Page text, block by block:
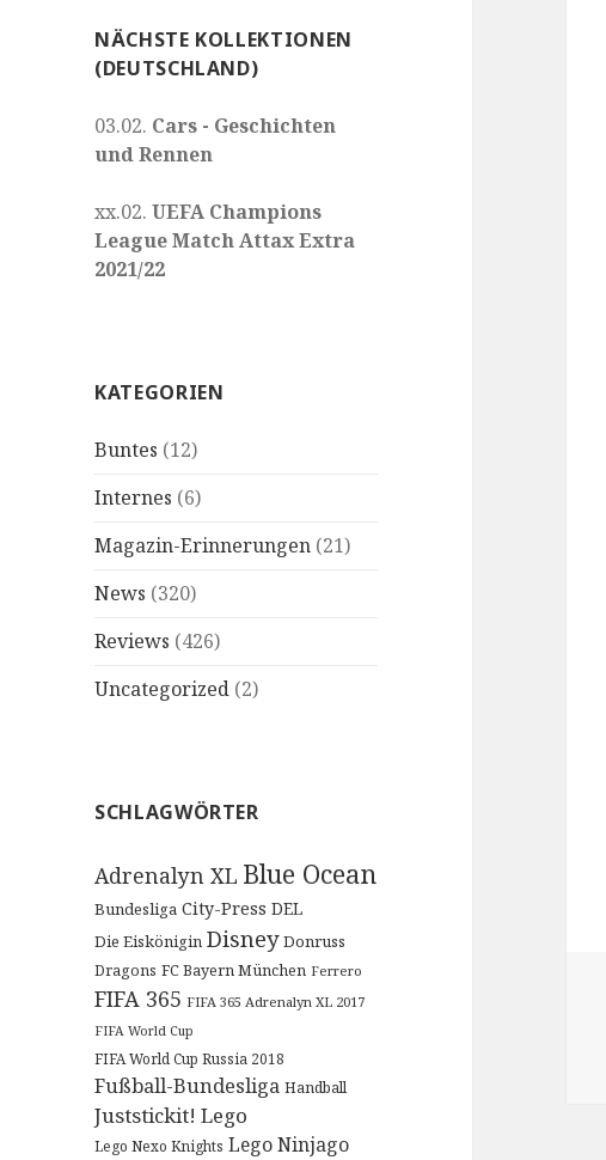
NÄCHSTE KOLLEKTIONEN
(DEUTSCHLAND)
03.02. Cars - Geschichten
und Rennen
xx.02.UEFA Champions
League Match Attax Extra
2021/22
KATEGORIEN
Buntes (12)
Internes (6)
Magazin-Erinnerungen (21)
News (320)
Reviews (426)
Uncategorized (2)
SCHLAGWÖRTER
Adrenalyn XL Blue Ocean
Bundesliga City-Press DEL
Die Eiskönigin Disney Donruss
Dragons FC Bayern München Ferrero
FIFA 365 FIFA 365 Adrenalyn XL 2017
FIFA World Cup
FIFA World Cup Russia 2018
Fußball-Bundesliga Handball
Juststickit! Lego
Lego Nexo Knights Lego Ninjago